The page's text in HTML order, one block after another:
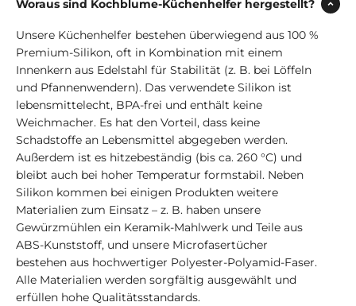
Woraus sind Kochblume-Küchenhelfer hergestellt?
Unsere Küchenhelfer bestehen überwiegend aus 100 %
Premium-Silikon, oft in Kombination mit einem
Innenkern aus Edelstahl für Stabilität (z. B. bei Löffeln
und Pfannenwendern). Das verwendete Silikon ist
lebensmittelecht, BPA-frei und enthält keine
Weichmacher. Es hat den Vorteil, dass keine
Schadstoffe an Lebensmittel abgegeben werden.
Außerdem ist es hitzebeständig (bis ca. 260 °C) und
bleibt auch bei hoher Temperatur formstabil. Neben
Silikon kommen bei einigen Produkten weitere
Materialien zum Einsatz – z. B. haben unsere
Gewürzmühlen ein Keramik-Mahlwerk und Teile aus
ABS-Kunststoff, und unsere Microfasertücher
bestehen aus hochwertiger Polyester-Polyamid-Faser.
Alle Materialien werden sorgfältig ausgewählt und
erfüllen hohe Qualitätsstandards.